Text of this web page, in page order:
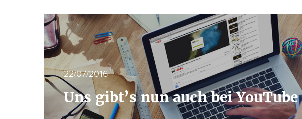
22/07/2016
Uns gibt’s nun auch bei YouTube